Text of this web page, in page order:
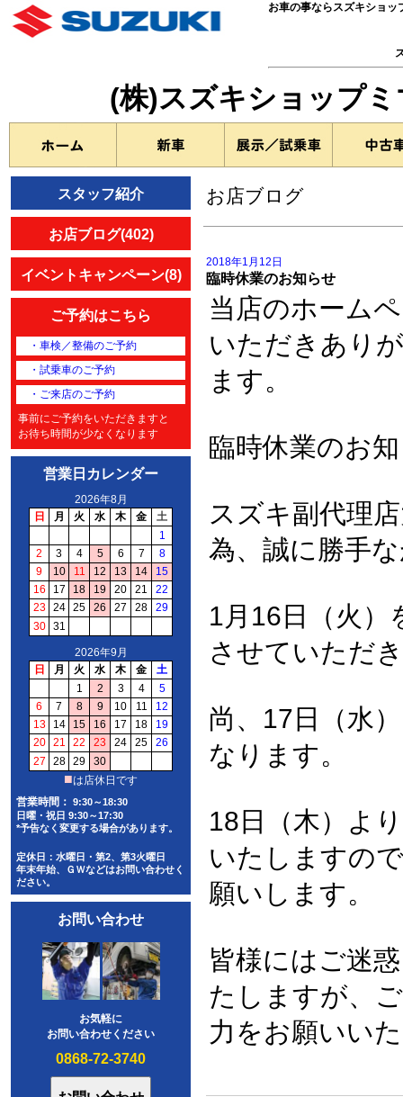
お車の事ならスズキショ
(株)スズキショップ
スタッフ紹介
お店ブログ(402)
イベントキャンペーン(8)
ご予約はこちら
・車検／整備のご予約
・試乗車のご予約
・ご来店のご予約
事前にご予約をいただきますと
お待ち時間が少なくなります
営業日カレンダー
営業時間： 9:30～18:30
日曜・祝日 9:30～17:30
*予告なく変更する場合があります。
定休日：水曜日・第2、第3火曜日
年末年始、ＧＷなどはお問い合わせく
ださい。
お問い合わせ
お気軽に
お問い合わせください
0868-72-3740
お店ブログ
2018年1月12日
臨時休業のお知らせ
当店のホーム
いただきあり
ます。
臨時休業のお
スズキ副代理
為、誠に勝手
1月16日（火）
させていただ
尚、17日（水
なります。
18日（木）よ
いたしますの
願いします。
皆様にはご迷
たしますが、
力をお願いい